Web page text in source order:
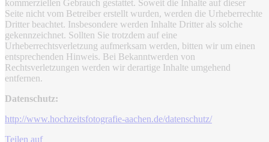
kommerziellen Gebrauch gestattet. Soweit die Inhalte auf dieser
Seite nicht vom Betreiber erstellt wurden, werden die Urheberrechte
Dritter beachtet. Insbesondere werden Inhalte Dritter als solche
gekennzeichnet. Sollten Sie trotzdem auf eine
Urheberrechtsverletzung aufmerksam werden, bitten wir um einen
entsprechenden Hinweis. Bei Bekanntwerden von
Rechtsverletzungen werden wir derartige Inhalte umgehend
entfernen.
Datenschutz:
http://www.hochzeitsfotografie-aachen.de/datenschutz/
Teilen auf